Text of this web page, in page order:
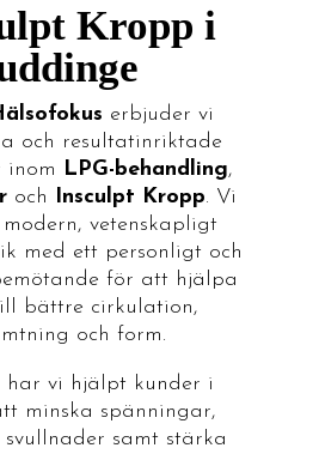
Kropp i
erbjuder vi
och resultatinriktade
inom LPG-behandling,
och Insculpt Kropp. Vi
vetenskapligt
med ett personligt och
för att hjälpa
bättre cirkulation,
och form.
har vi hjälpt kunder i
minska spänningar,
samt stärka